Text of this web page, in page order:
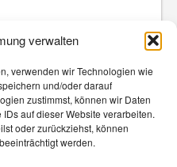
verwalten
verwenden wir Technologien wie
und/oder darauf
zustimmst, können wir Daten
auf dieser Website verarbeiten.
oder zurückziehst, können
werden.